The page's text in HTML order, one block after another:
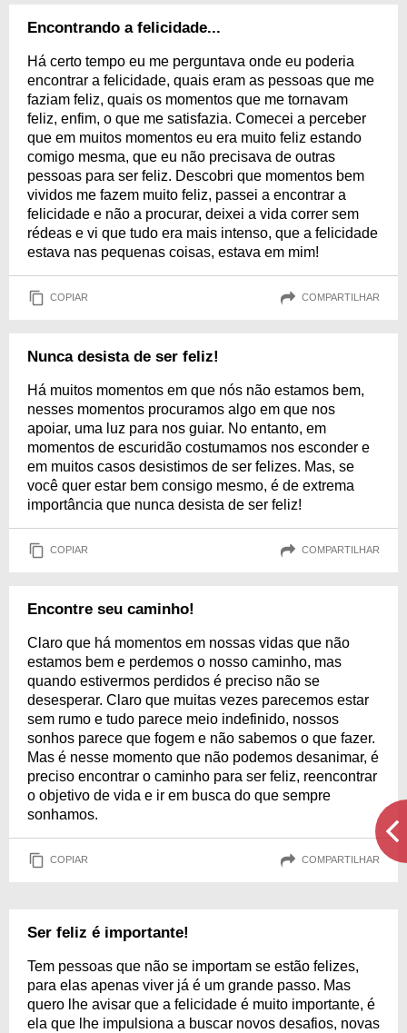
Encontrando a felicidade...
Há certo tempo eu me perguntava onde eu poderia
encontrar a felicidade, quais eram as pessoas que me
faziam feliz, quais os momentos que me tornavam
feliz, enfim, o que me satisfazia. Comecei a perceber
que em muitos momentos eu era muito feliz estando
comigo mesma, que eu não precisava de outras
pessoas para ser feliz. Descobri que momentos bem
vividos me fazem muito feliz, passei a encontrar a
felicidade e não a procurar, deixei a vida correr sem
rédeas e vi que tudo era mais intenso, que a felicidade
estava nas pequenas coisas, estava em mim!
COPIAR COMPARTILHAR
Nunca desista de ser feliz!
Há muitos momentos em que nós não estamos bem,
nesses momentos procuramos algo em que nos
apoiar, uma luz para nos guiar. No entanto, em
momentos de escuridão costumamos nos esconder e
em muitos casos desistimos de ser felizes. Mas, se
você quer estar bem consigo mesmo, é de extrema
importância que nunca desista de ser feliz!
COPIAR COMPARTILHAR
Encontre seu caminho!
Claro que há momentos em nossas vidas que não
estamos bem e perdemos o nosso caminho, mas
quando estivermos perdidos é preciso não se
desesperar. Claro que muitas vezes parecemos estar
sem rumo e tudo parece meio indefinido, nossos
sonhos parece que fogem e não sabemos o que fazer.
Mas é nesse momento que não podemos desanimar, é
preciso encontrar o caminho para ser feliz, reencontrar
o objetivo de vida e ir em busca do que sempre
sonhamos.
COPIAR COMPARTILHAR
Ser feliz é importante!
Tem pessoas que não se importam se estão felizes,
para elas apenas viver já é um grande passo. Mas
quero lhe avisar que a felicidade é muito importante, é
ela que lhe impulsiona a buscar novos desafios, novas